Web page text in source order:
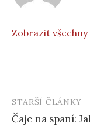
Zobrazit
Post
navigation
STARŠÍ ČLÁNKY
Čaje na spaní: